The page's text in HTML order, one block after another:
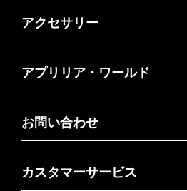
アクセサリー
アプリリア・ワールド
お問い合わせ
カスタマーサービス